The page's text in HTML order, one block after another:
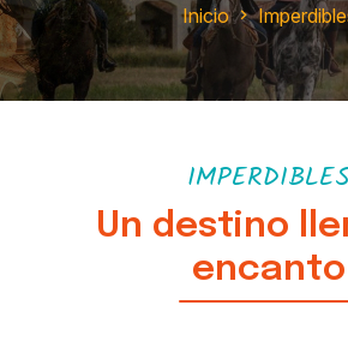
Inicio
IMPERDIBLES
Un destino
encanto